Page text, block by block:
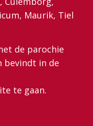
Maurik, Tiel
de parochie
bevindt in de
te gaan.